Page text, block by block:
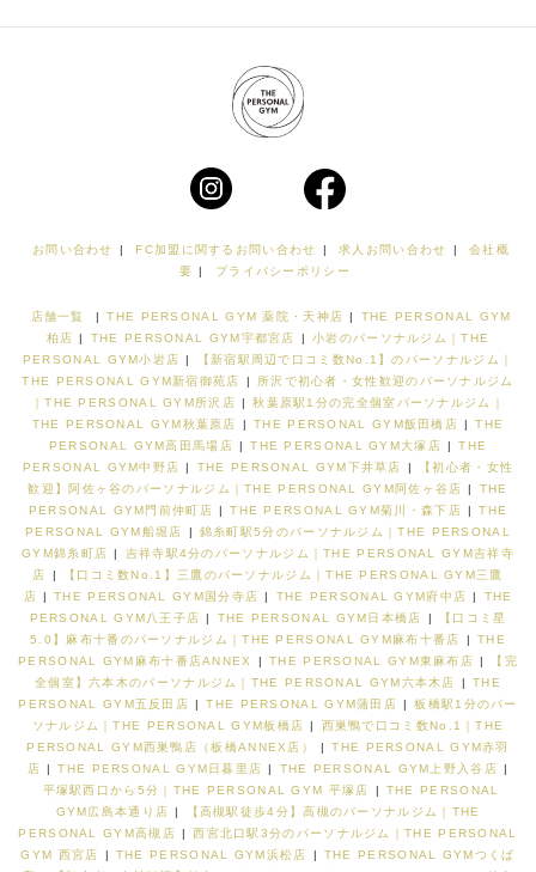
お問い合わせ FC加盟に関するお問い合わせ 求人お問い合わせ
会社概
要
プライバシーポリシー
店舗一覧 | THE PERSONAL GYM 薬院・天神店 |
THE PERSONAL GYM
柏店 | THE PERSONAL GYM宇都宮店 |
小岩のパーソナルジム｜THE
PERSONAL GYM小岩店 |
【新宿駅周辺で口コミ数No.1】のパーソナルジム｜
THE PERSONAL GYM新宿御苑店
|
所沢で初心者・女性歓迎のパーソナルジム
｜THE PERSONAL GYM所沢店 |
秋葉原駅1分の完全個室パーソナルジム｜
THE PERSONAL GYM秋葉原店
| THE PERSONAL GYM飯田橋店 |
THE
PERSONAL GYM高田馬場店 | THE PERSONAL GYM大塚店 |
THE
PERSONAL GYM中野店 | THE PERSONAL GYM下井草店 |
【初心者・女性
歓迎】阿佐ヶ谷のパーソナルジム｜THE PERSONAL GYM阿佐ヶ谷店 |
THE
PERSONAL GYM門前仲町店 | THE PERSONAL GYM菊川・森下店 |
THE
PERSONAL GYM船堀店
|
錦糸町駅5分のパーソナルジム｜THE PERSONAL
GYM錦糸町店 |
吉祥寺駅4分のパーソナルジム｜THE PERSONAL GYM吉祥寺
店
|
【口コミ数No.1】三鷹のパーソナルジム｜THE PERSONAL GYM三鷹
店 | THE PERSONAL GYM国分寺店 | THE PERSONAL GYM府中店 |
THE
PERSONAL GYM八王子店 | THE PERSONAL GYM日本橋店 |
【口コミ星
5.0】麻布十番のパーソナルジム｜THE PERSONAL GYM麻布十番店
|
THE
PERSONAL GYM麻布十番店ANNEX
| THE PERSONAL GYM東麻布店 |
【完
全個室】六本木のパーソナルジム｜THE PERSONAL GYM六本木店
|
THE
PERSONAL GYM五反田店 | THE PERSONAL GYM蒲田店 |
板橋駅1分のパー
ソナルジム｜THE PERSONAL GYM板橋店 |
西巣鴨で口コミ数No.1｜THE
PERSONAL GYM西巣鴨店（板橋ANNEX店）
|
THE PERSONAL GYM赤羽
店 | THE PERSONAL GYM日暮里店 | THE PERSONAL GYM上野入谷店 |
平塚駅西口から5分｜THE PERSONAL GYM 平塚店
|
THE PERSONAL
GYM広島本通り店 |
【高槻駅徒歩4分】高槻のパーソナルジム｜THE
PERSONAL GYM高槻店 |
西宮北口駅3分のパーソナルジム｜THE PERSONAL
GYM 西宮店
| THE PERSONAL GYM浜松店 |
THE PERSONAL GYMつくば